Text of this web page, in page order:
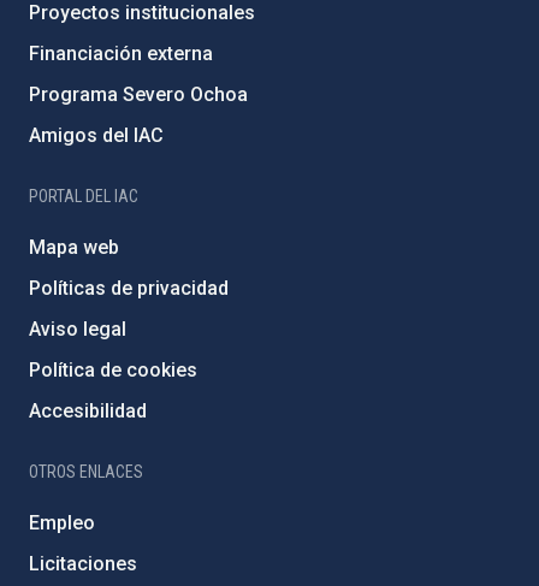
Proyectos institucionales
Financiación externa
Programa Severo Ochoa
Amigos del IAC
PORTAL DEL IAC
Mapa web
Políticas de privacidad
Aviso legal
Política de cookies
Accesibilidad
OTROS ENLACES
Empleo
Licitaciones